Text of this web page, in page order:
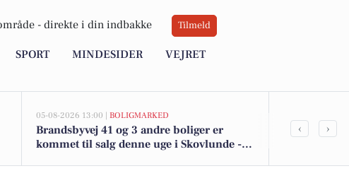
- direkte i din indbakke Tilmeld
SPORT MINDESIDER VEJRET
05-08-2026 13:00 | BOLIGMARKED
Brandsbyvej 41 og 3 andre boliger er
kommet til salg denne uge i Skovlunde -
Top 6 over
‹ ›